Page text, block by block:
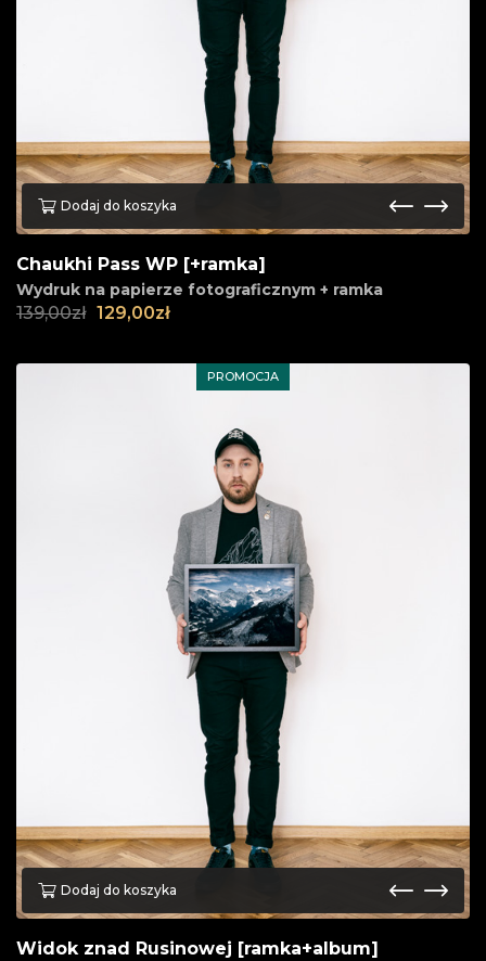
Dodaj do koszyka
Chaukhi Pass WP [+ramka]
Wydruk na papierze fotograficznym + ramka
139,00zł 129,00zł
PROMOCJA
Dodaj do koszyka
Widok znad Rusinowej [ramka+album]